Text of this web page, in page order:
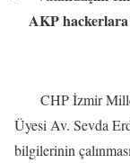
AKP hackerlara
CHP İzmir
Üyesi Av. Sevda
bilgilerinin